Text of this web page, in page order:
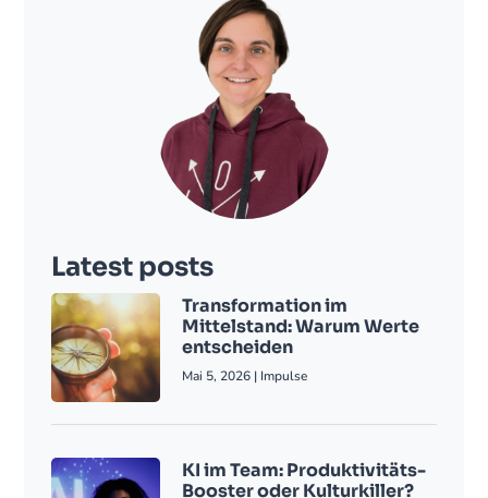
Latest posts
Transformation im
Mittelstand: Warum Werte
entscheiden
Mai 5, 2026 | Impulse
KI im Team: Produktivitäts-
Booster oder Kulturkiller?